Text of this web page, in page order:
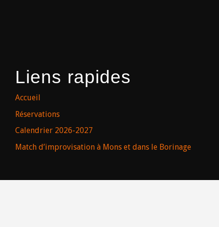
Liens rapides
Accueil
Réservations
Calendrier 2026-2027
Match d’improvisation à Mons et dans le Borinage